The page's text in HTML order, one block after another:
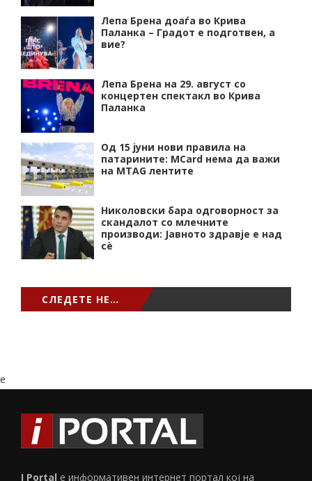
Лепа Брена доаѓа во Крива
Паланка – Градот е подготвен, а
вие?
Лепа Брена на 29. август со
концертен спектакл во Крива
Паланка
Од 15 јуни нови правила на
патарините: MCard нема да важи
на MTAG лентите
Николовски бара одговорност за
скандалот со млечните
производи: Јавното здравје е над
сѐ
СЛЕДЕТЕ НЕ…
e
I Portal е информативен интернет портал кој на